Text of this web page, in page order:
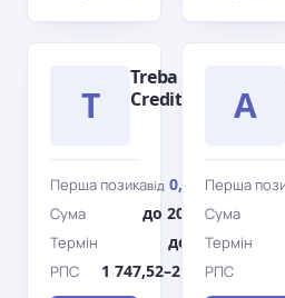
T
Treba
Credit
Перша позикавід 0,09%/день
Сума до 20 000 грн
Термін до 360 дн.
РПС 1 747,52–2 442,72%
A
Перша
Сума
Термін
РПС